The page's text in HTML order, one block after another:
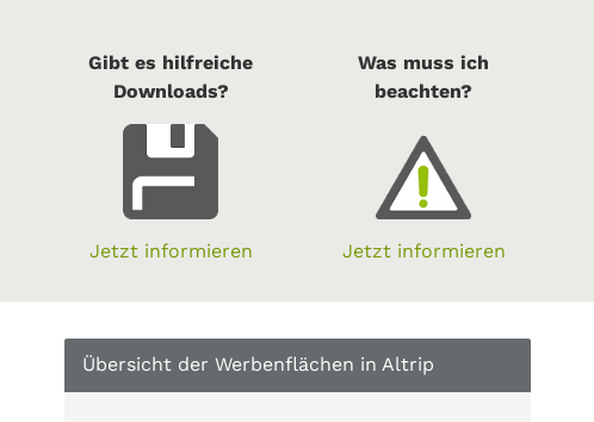
Gibt es hilfreiche
Downloads?
Jetzt informieren
Was muss ich
beachten?
Jetzt informieren
Übersicht der Werbenflächen in Altrip